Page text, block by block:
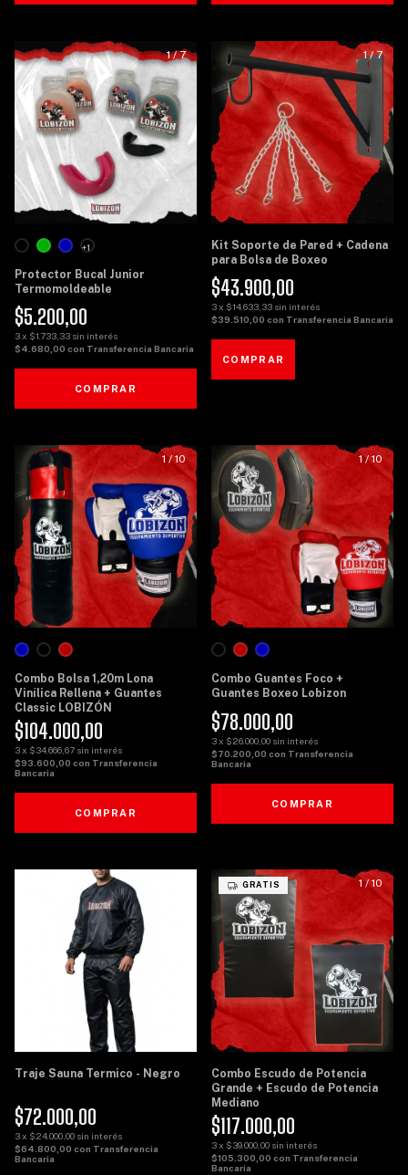
1/7
Protector Bucal Junior
Termomoldeable
$5.200,00
3x $1.733,33 sin interés
$4.680,00 con Transferencia Bancaria
+1
COMPRAR
1/7
Kit Soporte de Pared + Cadena
para Bolsa de Boxeo
$43.900,00
3x $14.633,33 sin interés
$39.510,00 con Transferencia Bancaria
1/10
Combo Bolsa 1,20m Lona
Vinílica Rellena + Guantes
Classic LOBIZÓN
$104.000,00
3x $34.666,67 sin interés
$93.600,00 con Transferencia
Bancaria
COMPRAR
1/10
Combo Guantes Foco +
Guantes Boxeo Lobizon
$78.000,00
3x $26.000,00 sin interés
$70.200,00 con Transferencia
Bancaria
COMPRAR
Traje Sauna Termico - Negro
$72.000,00
3x $24.000,00 sin interés
$64.800,00 con Transferencia
Bancaria
1/10
GRATIS
Combo Escudo de Potencia
Grande + Escudo de Potencia
Mediano
$117.000,00
3x $39.000,00 sin interés
$105.300,00 con Transferencia
Bancaria